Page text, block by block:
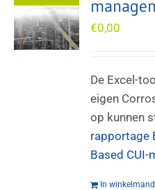
€0,00
De Excel-
eigen
op kunnen
rapportage
Based CUI-
In winkelmand